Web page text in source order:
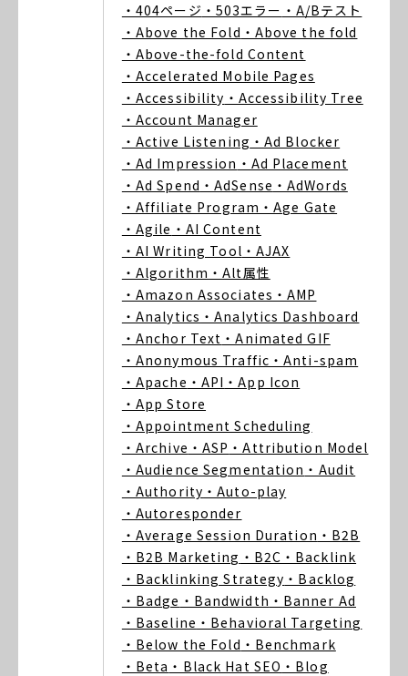
・404ページ ・503エラー ・A/Bテスト
・Above the Fold ・Above the fold
・Above-the-fold Content
・Accelerated Mobile Pages
・Accessibility ・Accessibility Tree
・Account Manager
・Active Listening ・Ad Blocker
・Ad Impression ・Ad Placement
・Ad Spend ・AdSense ・AdWords
・Affiliate Program ・Age Gate
・Agile ・AI Content
・AI Writing Tool ・AJAX
・Algorithm ・Alt属性
・Amazon Associates ・AMP
・Analytics ・Analytics Dashboard
・Anchor Text ・Animated GIF
・Anonymous Traffic ・Anti-spam
・Apache ・API ・App Icon
・App Store
・Appointment Scheduling
・Archive ・ASP ・Attribution Model
・Audience Segmentation ・Audit
・Authority ・Auto-play
・Autoresponder
・Average Session Duration ・B2B
・B2B Marketing ・B2C ・Backlink
・Backlinking Strategy ・Backlog
・Badge ・Bandwidth ・Banner Ad
・Baseline ・Behavioral Targeting
・Below the Fold ・Benchmark
・Beta ・Black Hat SEO ・Blog